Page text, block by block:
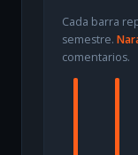
Cada barra
semestre.
comentarios.